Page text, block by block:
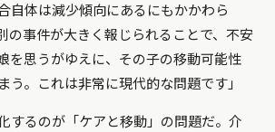
自体は減少傾向にあるにもかかわら
の事件が大きく報じられることで、不安
を思うがゆえに、その子の移動可能性
う。これは非常に現代的な問題です」
するのが「ケアと移動」の問題だ。介